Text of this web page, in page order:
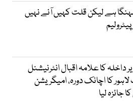
ہے لیکن قلت کہیں آنے نہیں
داخلہ کا علامہ اقبال انٹرنیشنل
لاہور کا اچانک دورہ، امیگریشن
جائزہ لیا